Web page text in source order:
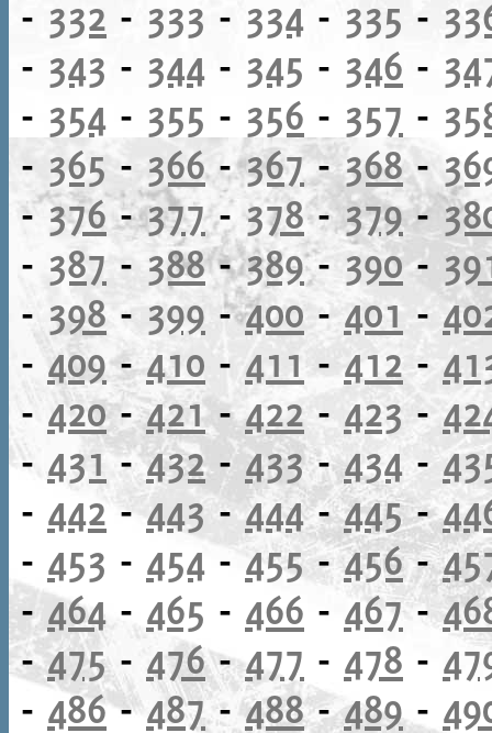
- 332 - 333 - 334 - 335 -
- 343 - 344 - 345 - 346 -
- 354 - 355 - 356 - 357 -
- 365 - 366-367-368-
-376-377-378- 379-
- 387 - 388-389- 390-
- 398 - 399 -400-401 -
-409-410 - 411-412 -
- 420-421-422 - 423 -
- 431-432-433-434-
- 442 -443 -444-445-
- 453 - 454 -455-456-
- 464 - 465 - 466 - 467-
-475- 476-477 - 478 -
- 486-487-488-489-